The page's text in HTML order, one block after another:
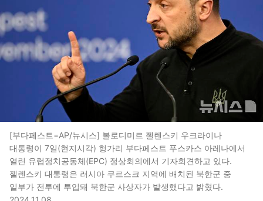
[부다페스트=AP/뉴시스] 볼로디미르 젤렌스키 우크라이나
대통령이 7일(현지시각) 헝가리 부다페스트 푸스카스 아레나에서
열린 유럽정치공동체(EPC) 정상회의에서 기자회견하고 있다.
젤렌스키 대통령은 러시아 쿠르스크 지역에 배치된 북한군 중
일부가 전투에 투입돼 북한군 사상자가 발생했다고 밝혔다.